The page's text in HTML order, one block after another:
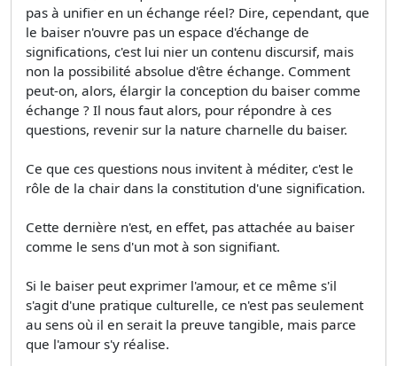
pas à unifier en un échange réel? Dire, cependant, que
le baiser n'ouvre pas un espace d'échange de
significations, c'est lui nier un contenu discursif, mais
non la possibilité absolue d'être échange. Comment
peut-on, alors, élargir la conception du baiser comme
échange ? Il nous faut alors, pour répondre à ces
questions, revenir sur la nature charnelle du baiser.
Ce que ces questions nous invitent à méditer, c'est le
rôle de la chair dans la constitution d'une signification.
Cette dernière n'est, en effet, pas attachée au baiser
comme le sens d'un mot à son signifiant.
Si le baiser peut exprimer l'amour, et ce même s'il
s'agit d'une pratique culturelle, ce n'est pas seulement
au sens où il en serait la preuve tangible, mais parce
que l'amour s'y réalise.